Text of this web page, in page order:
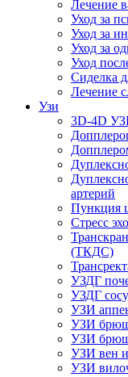
Лечение
Уход за
Уход за
Уход за
Уход
Сиделка
Лечение
Узи
3D-4D
артерий
Пункция
Стресс
(ТКДС)
УЗДГ
УЗДГ
УЗИ
УЗИ
УЗИ
УЗИ вен и
УЗИ